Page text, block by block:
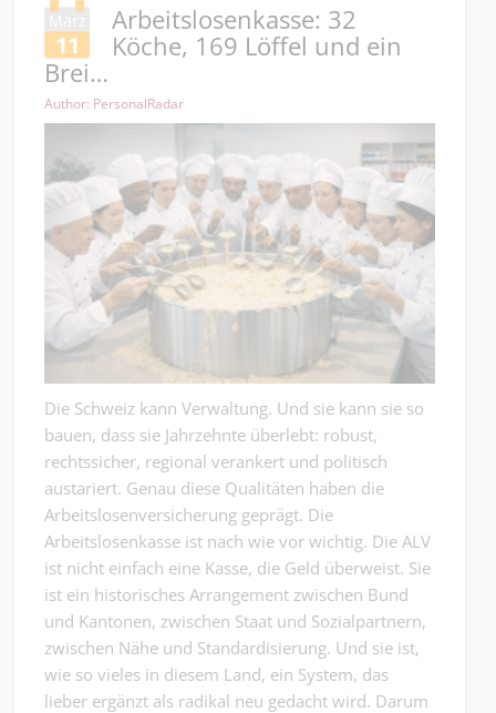
März
11
Arbeitslosenkasse: 32
Köche, 169 Löffel und ein
Brei…
Author: PersonalRadar
Die Schweiz kann Verwaltung. Und sie kann sie so
bauen, dass sie Jahrzehnte überlebt: robust,
rechtssicher, regional verankert und politisch
austariert. Genau diese Qualitäten haben die
Arbeitslosenversicherung geprägt. Die
Arbeitslosenkasse ist nach wie vor wichtig. Die ALV
ist nicht einfach eine Kasse, die Geld überweist. Sie
ist ein historisches Arrangement zwischen Bund
und Kantonen, zwischen Staat und Sozialpartnern,
zwischen Nähe und Standardisierung. Und sie ist,
wie so vieles in diesem Land, ein System, das
lieber ergänzt als radikal neu gedacht wird. Darum